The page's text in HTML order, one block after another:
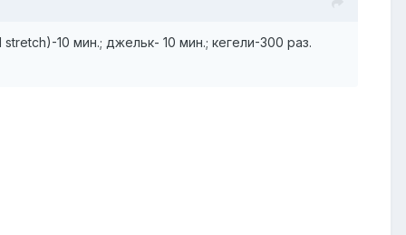
10 мин.; джельк- 10 мин.; кегели-300 раз.